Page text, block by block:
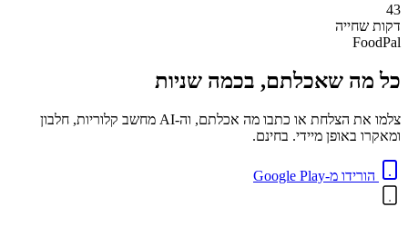
43
דקות שחייה
FoodPal
כל מה שאכלתם, בכמה שניות
צלמו את הצלחת או כתבו מה אכלתם, וה-AI מחשב קלוריות, חלבון
ומאקרו באופן מיידי. בחינם.
הורידו מ-Google Play